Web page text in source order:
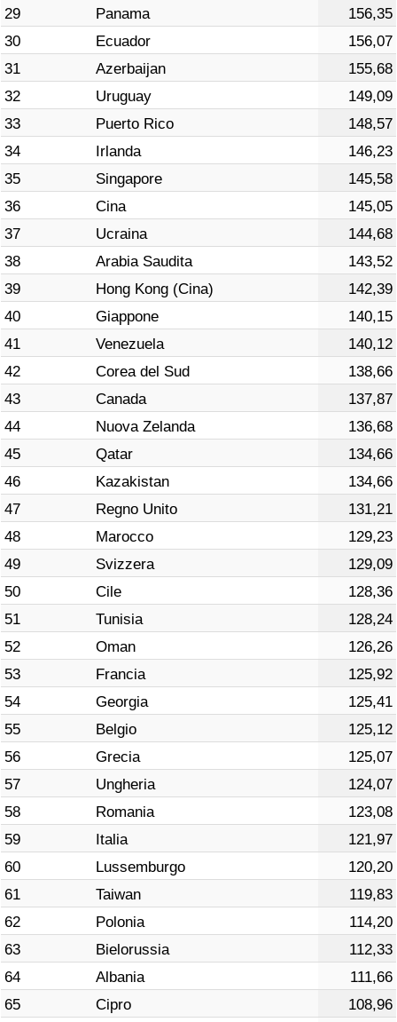
29
Panama
156,35
30
Ecuador
156,07
31
Azerbaijan
155,68
32
Uruguay
149,09
33
Puerto Rico
148,57
34
Irlanda
146,23
35
Singapore
145,58
36
Cina
145,05
37
Ucraina
144,68
38
Arabia Saudita
143,52
39
Hong Kong (Cina)
142,39
40
Giappone
140,15
41
Venezuela
140,12
42
Corea del Sud
138,66
43
Canada
137,87
44
Nuova Zelanda
136,68
45
Qatar
134,66
46
Kazakistan
134,66
47
Regno Unito
131,21
48
Marocco
129,23
49
Svizzera
129,09
50
Cile
128,36
51
Tunisia
128,24
52
Oman
126,26
53
Francia
125,92
54
Georgia
125,41
55
Belgio
125,12
56
Grecia
125,07
57
Ungheria
124,07
58
Romania
123,08
59
Italia
121,97
60
Lussemburgo
120,20
61
Taiwan
119,83
62
Polonia
114,20
63
Bielorussia
112,33
64
Albania
111,66
65
Cipro
108,96